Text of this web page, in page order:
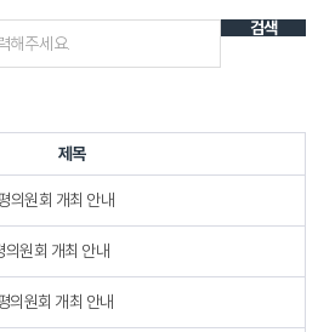
검색
제목
의원회 개최 안내
원회 개최 안내
의원회 개최 안내